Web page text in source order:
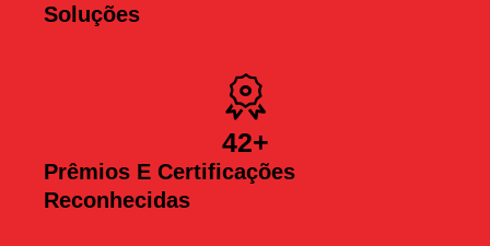
Soluções
Prêmios E Certificações
Reconhecidas
42+